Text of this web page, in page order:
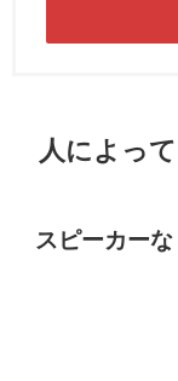
人によっ
スピーカーな